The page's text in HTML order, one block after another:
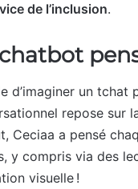
de l’inclusion.
d’imaginer un tchat
repose sur
Ceciaa a pensé
y compris via des
visuelle !